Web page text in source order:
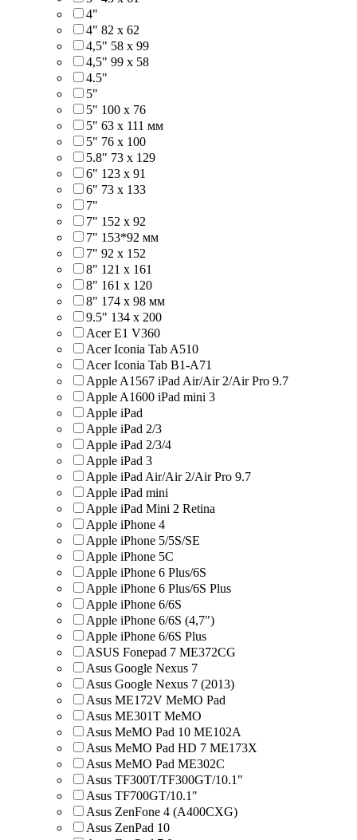
4"
4" 82 x 62
4,5" 58 х 99
4,5" 99 x 58
4.5"
5"
5" 100 x 76
5" 63 x 111 мм
5" 76 х 100
5.8" 73 x 129
6" 123 х 91
6" 73 х 133
7"
7" 152 x 92
7" 153*92 мм
7" 92 х 152
8" 121 х 161
8" 161 х 120
8" 174 x 98 мм
9.5" 134 x 200
Acer E1 V360
Acer Iconia Tab A510
Acer Iconia Tab B1-A71
Apple A1567 iPad Air/Air 2/Air Pro 9.7
Apple A1600 iPad mini 3
Apple iPad
Apple iPad 2/3
Apple iPad 2/3/4
Apple iPad 3
Apple iPad Air/Air 2/Air Pro 9.7
Apple iPad mini
Apple iPad Mini 2 Retina
Apple iPhone 4
Apple iPhone 5/5S/SE
Apple iPhone 5C
Apple iPhone 6 Plus/6S
Apple iPhone 6 Plus/6S Plus
Apple iPhone 6/6S
Apple iPhone 6/6S (4,7")
Apple iPhone 6/6S Plus
ASUS Fonepad 7 ME372CG
Asus Google Nexus 7
Asus Google Nexus 7 (2013)
Asus ME172V MeMO Pad
Asus ME301T MeMO
Asus MeMO Pad 10 ME102A
Asus MeMO Pad HD 7 ME173X
Asus MeMO Pad ME302C
Asus TF300T/TF300GT/10.1"
Asus TF700GT/10.1"
Asus ZenFone 4 (A400CXG)
Asus ZenPad 10